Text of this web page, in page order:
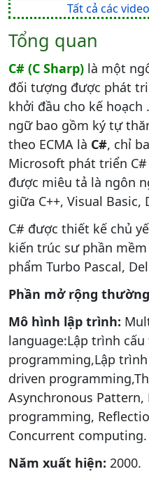
Tất cả các
Tổng quan
C# (C Sharp) là một
đối tượng được phát
khởi đầu cho kế hoạch
ngữ bao gồm ký tự
theo ECMA là C#, chỉ
Microsoft phát triển C#
được miêu tả là ngôn
giữa C++, Visual Basic,
C# được thiết kế chủ
kiến trúc sư phần
phẩm Turbo Pascal,
Phần mở rộng
Mô hình lập trình:
language:Lập trình
programming,Lập
driven
Asynchronous
programming,
Concurrent computing.
Năm xuất hiện: 2000.